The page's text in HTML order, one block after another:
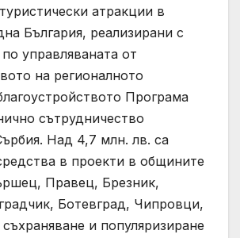
атракции в
България, реализирани с
управляваната от
на регионалното
Програма
сътрудничество
Над 4,7 млн. лв. са
в проекти в общините
Правец, Брезник,
Ботевград, Чипровци,
и популяризиране